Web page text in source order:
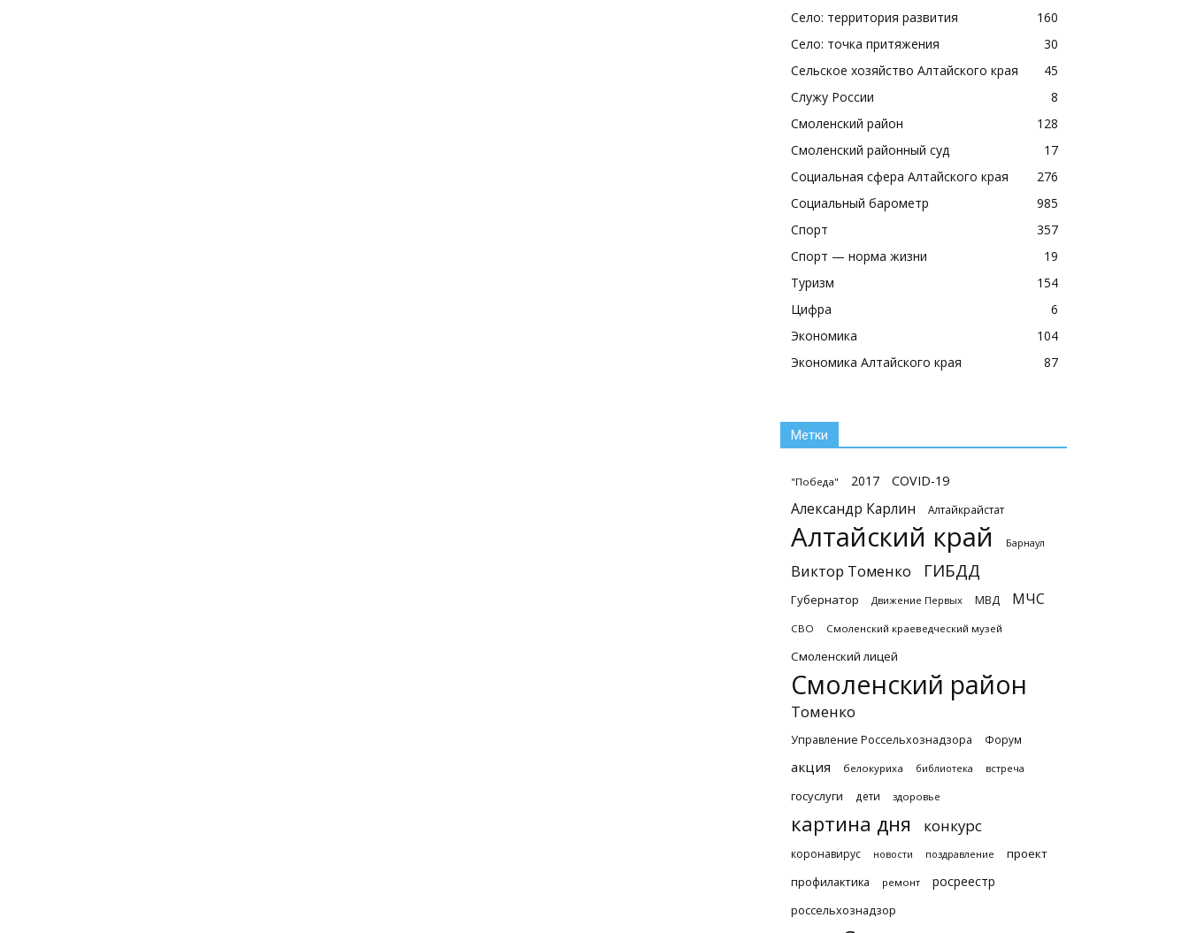
Село: территория развития
160
Село: точка притяжения
30
Сельское хозяйство Алтайского края
45
Служу России
8
Смоленский район
128
Смоленский районный суд
17
Социальная сфера Алтайского края
276
Социальный барометр
985
Спорт
357
Спорт — норма жизни
19
Туризм
154
Цифра
6
Экономика
104
Экономика Алтайского края
87
Метки
"Победа" 2017 COVID-19
Александр Карлин Алтайкрайстат
Алтайский край Барнаул
Виктор Томенко ГИБДД
Губернатор Движение Первых МВД МЧС
СВО Смоленский краеведческий музей
Смоленский лицей
Смоленский район
Томенко
Управление Россельхознадзора Форум
акция белокуриха библиотека встреча
госуслуги дети здоровье
картина дня конкурс
коронавирус новости поздравление
проект
профилактика
ремонт росреестр
россельхознадзор